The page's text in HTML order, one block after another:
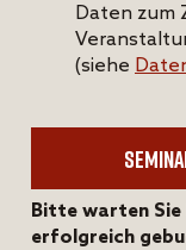
Daten zum
(siehe
Bitte warten Sie
erfolgreich